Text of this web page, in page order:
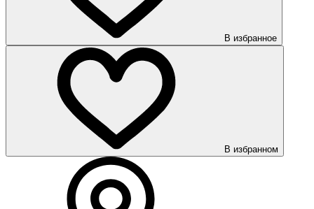
В избранное
В избранном